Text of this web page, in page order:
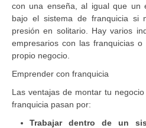
con una enseña, al igual que un
bajo el sistema de franquicia si
presión en solitario. Hay varios
empresarios con las franquicias
propio negocio.
Emprender con franquicia
Las ventajas de montar tu
franquicia pasan por:
Trabajar dentro de un